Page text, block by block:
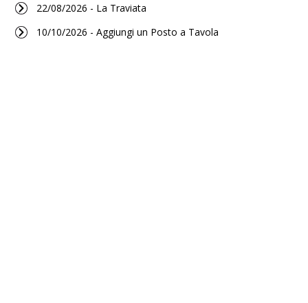
22/08/2026 - La Traviata
10/10/2026 - Aggiungi un Posto a Tavola